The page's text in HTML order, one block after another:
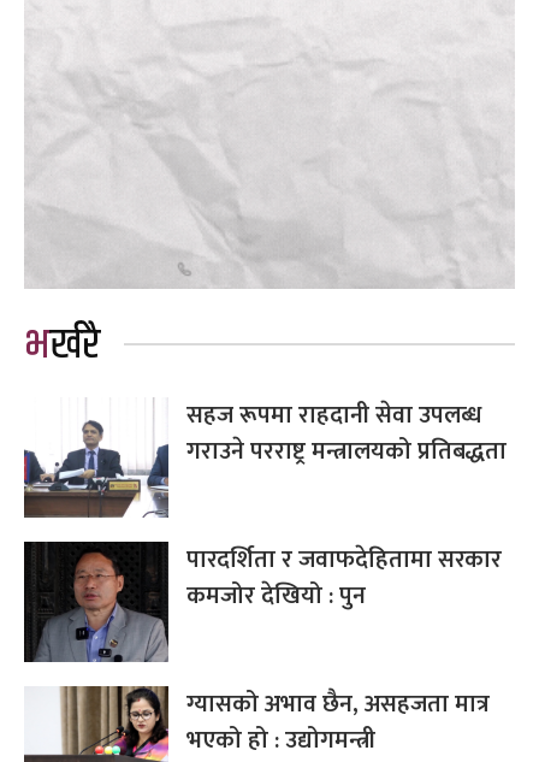
भर्खरै
सहज रूपमा राहदानी सेवा उपलब्ध
गराउने परराष्ट्र मन्त्रालयको प्रतिबद्धता
पारदर्शिता र जवाफदेहितामा सरकार
कमजोर देखियो : पुन
ग्यासको अभाव छैन, असहजता मात्र
भएको हो : उद्योगमन्त्री